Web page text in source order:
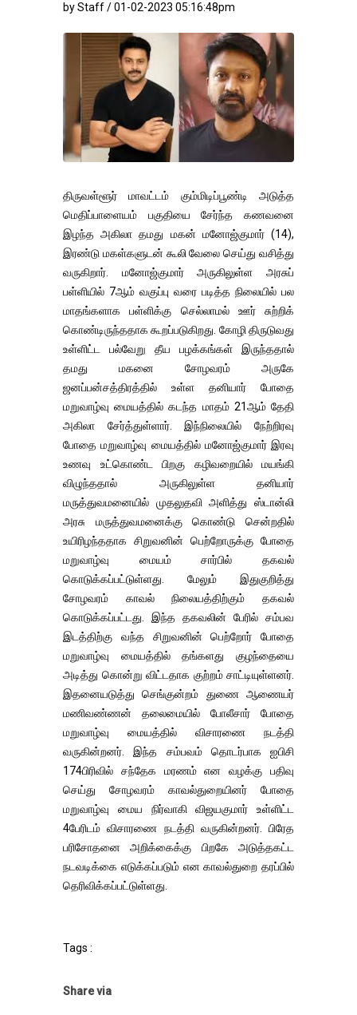
by Staff / 01-02-2023 05:16:48pm
திருவள்ளூர் மாவட்டம் கும்மிடிப்பூண்டி அடுத்த
மெதிப்பாளையம் பகுதியை சேர்ந்த கணவனை
இழந்த அகிலா தமது மகன் மனோஜ்குமார் (14),
இரண்டு மகள்களுடன் கூலி வேலை செய்து வசித்து
வருகிறார். மனோஜ்குமார் அருகிலுள்ள அரசுப்
பள்ளியில் 7ஆம் வகுப்பு வரை படித்த நிலையில் பல
மாதங்களாக பள்ளிக்கு செல்லாமல் ஊர் சுற்றிக்
கொண்டிருந்ததாக கூறப்படுகிறது. கோழி திருடுவது
உள்ளிட்ட பல்வேறு தீய பழக்கங்கள் இருந்ததால்
தமது மகனை சோழவரம் அருகே
ஜனப்பன்சத்திரத்தில் உள்ள தனியார் போதை
மறுவாழ்வு மையத்தில் கடந்த மாதம் 21ஆம் தேதி
அகிலா சேர்த்துள்ளார். இந்நிலையில் நேற்றிரவு
போதை மறுவாழ்வு மையத்தில் மனோஜ்குமார் இரவு
உணவு உட்கொண்ட பிறகு கழிவறையில் மயங்கி
விழுந்ததால் அருகிலுள்ள தனியார்
மருத்துவமனையில் முதலுதவி அளித்து ஸ்டான்லி
அரசு மருத்துவமனைக்கு கொண்டு சென்றதில்
உயிரிழந்ததாக சிறுவனின் பெற்றோருக்கு போதை
மறுவாழ்வு மையம் சார்பில் தகவல்
கொடுக்கப்பட்டுள்ளது. மேலும் இதுகுறித்து
சோழவரம் காவல் நிலையத்திற்கும் தகவல்
கொடுக்கப்பட்டது. இந்த தகவலின் பேரில் சம்பவ
இடத்திற்கு வந்த சிறுவனின் பெற்றோர் போதை
மறுவாழ்வு மையத்தில் தங்களது குழந்தையை
அடித்து கொன்று விட்டதாக குற்றம் சாட்டியுள்ளனர்.
இதனையடுத்து செங்குன்றம் துணை ஆணையர்
மணிவண்ணன் தலைமையில் போலீசார் போதை
மறுவாழ்வு மையத்தில் விசாரணை நடத்தி
வருகின்றனர். இந்த சம்பவம் தொடர்பாக ஐபிசி
174பிரிவில் சந்தேக மரணம் என வழக்கு பதிவு
செய்து சோழவரம் காவல்துறையினர் போதை
மறுவாழ்வு மைய நிர்வாகி விஜயகுமார் உள்ளிட்ட
4பேரிடம் விசாரணை நடத்தி வருகின்றனர். பிரேத
பரிசோதனை அறிக்கைக்கு பிறகே அடுத்தகட்ட
நடவடிக்கை எடுக்கப்படும் என காவல்துறை தரப்பில்
தெரிவிக்கப்பட்டுள்ளது.
Tags :
Share via